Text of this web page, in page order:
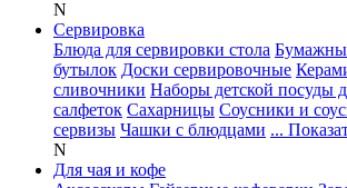
N
Сервировка
Блюда для сервировки стола
бутылок Доски сервировочные
сливочники Наборы детской посуды
салфеток Сахарницы Соусники и
сервизы Чашки с блюдцами ...
N
Для чая и кофе